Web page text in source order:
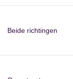
Beide richtingen